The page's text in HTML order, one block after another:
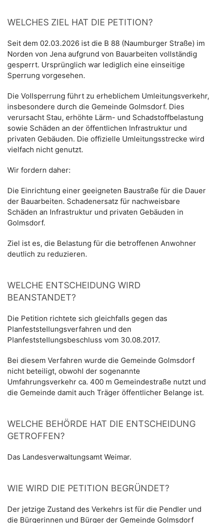
WELCHES ZIEL HAT DIE PETITION?
Seit dem 02.03.2026 ist die B 88 (Naumburger Straße) im
Norden von Jena aufgrund von Bauarbeiten vollständig
gesperrt. Ursprünglich war lediglich eine einseitige
Sperrung vorgesehen.
Die Vollsperrung führt zu erheblichem Umleitungsverkehr,
insbesondere durch die Gemeinde Golmsdorf. Dies
verursacht Stau, erhöhte Lärm- und Schadstoffbelastung
sowie Schäden an der öffentlichen Infrastruktur und
privaten Gebäuden. Die offizielle Umleitungsstrecke wird
vielfach nicht genutzt.
Wir fordern daher:
Die Einrichtung einer geeigneten Baustraße für die Dauer
der Bauarbeiten. Schadenersatz für nachweisbare
Schäden an Infrastruktur und privaten Gebäuden in
Golmsdorf.
Ziel ist es, die Belastung für die betroffenen Anwohner
deutlich zu reduzieren.
WELCHE ENTSCHEIDUNG WIRD
BEANSTANDET?
Die Petition richtete sich gleichfalls gegen das
Planfeststellungsverfahren und den
Planfeststellungsbeschluss vom 30.08.2017.
Bei diesem Verfahren wurde die Gemeinde Golmsdorf
nicht beteiligt, obwohl der sogenannte
Umfahrungsverkehr ca. 400 m Gemeindestraße nutzt und
die Gemeinde damit auch Träger öffentlicher Belange ist.
WELCHE BEHÖRDE HAT DIE ENTSCHEIDUNG
GETROFFEN?
Das Landesverwaltungsamt Weimar.
WIE WIRD DIE PETITION BEGRÜNDET?
Der jetzige Zustand des Verkehrs ist für die Pendler und
die Bürgerinnen und Bürger der Gemeinde Golmsdorf